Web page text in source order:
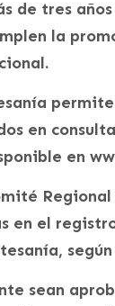
de tres
la
en
en
en el
sean